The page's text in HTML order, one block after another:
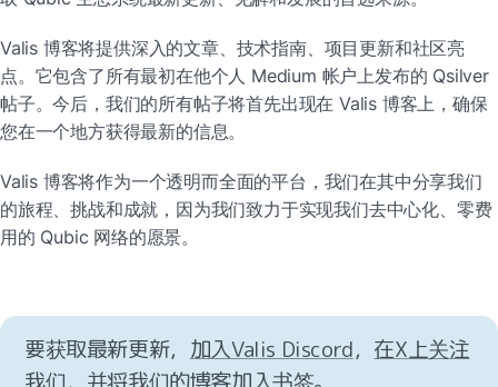
Valis 博客将提供深入的文章、技术指南、项目更新和社区亮
点。它包含了所有最初在他个人 Medium 帐户上发布的 Qsilver
帖子。今后，我们的所有帖子将首先出现在 Valis 博客上，确保
您在一个地方获得最新的信息。
Valis 博客将作为一个透明而全面的平台，我们在其中分享我们
的旅程、挑战和成就，因为我们致力于实现我们去中心化、零费
用的 Qubic 网络的愿景。
要获取最新更新， 加入Valis Discord， 在X上关注
我们，并将我们的博客加入书签。